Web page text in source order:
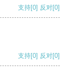
支持[0] 反对[0]
支持[0] 反对[0]